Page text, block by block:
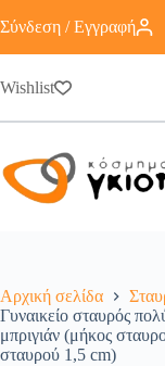
Σύνδεση / Εγγραφή
Wishlist
Αρχική σελίδα
Γυναικείο σταυρός
μπριγιάν (μήκος
σταυρού 1,5 cm)